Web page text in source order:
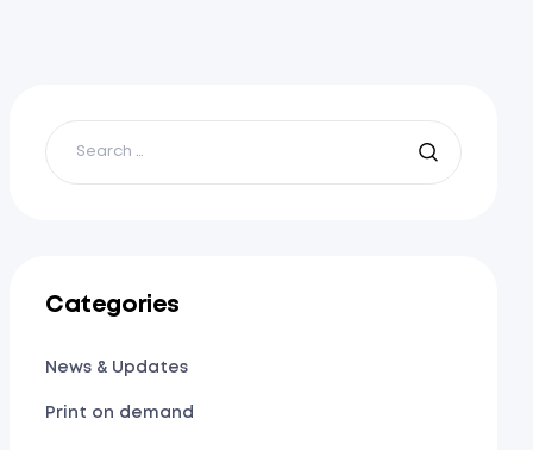
Categories
News & Updates
Print on demand